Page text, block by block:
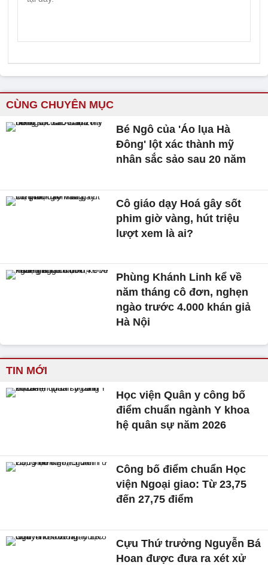
CÙNG CHUYÊN MỤC
Bé Ngô của 'Áo lụa Hà
Đông' lột xác thành mỹ
nhân sắc sảo sau 20 năm
Cô giáo dạy Hoá gây sốt
phim giờ vàng, hút triệu
lượt xem là ai?
Phùng Khánh Linh kể về
năm tháng cô đơn, nghẹn
ngào trước 4.000 khán giả
Hà Nội
TIN MỚI
Học viện Quân y công bố
điểm chuẩn ngành Y khoa
hệ quân sự năm 2026
Công bố điểm chuẩn Học
viện Ngoại giao: Từ 23,75
đến 27,75 điểm
Cựu Thứ trưởng Nguyễn Bá
Hoan được đưa ra xét xử